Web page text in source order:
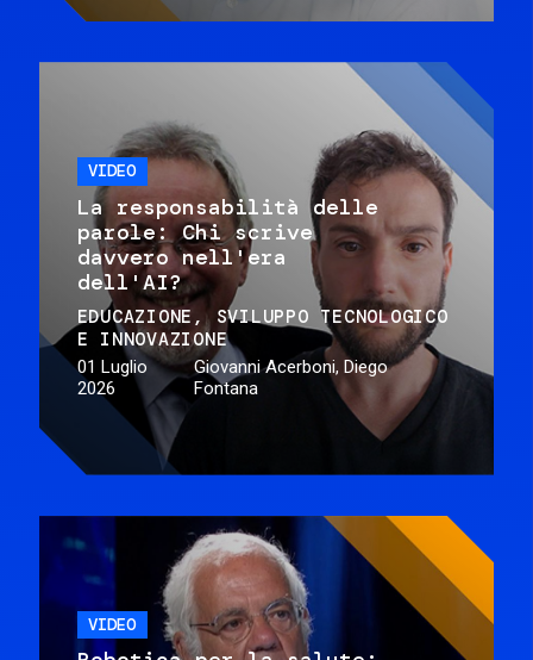
VIDEO
La responsabilità delle
parole: Chi scrive
davvero nell'era
dell'AI?
EDUCAZIONE
SVILUPPO TECNOLOGICO
E INNOVAZIONE
01 Luglio
2026
Giovanni Acerboni, Diego
Fontana
VIDEO